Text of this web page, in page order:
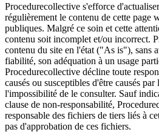
Procedurecollective s'efforce
régulièrement le contenu de cette page
publiques. Malgré ce soin et cette
contenu soit incomplet et/ou incorrect.
contenu du site en l'état ("As is"), sans
fiabilité, son adéquation à un usage
Procedurecollective décline toute
causés ou susceptibles d'être causés
l'impossibilité de le consulter. Sauf
clause de non-responsabilité,
responsable des fichiers de tiers liés à
pas d'approbation de ces fichiers.